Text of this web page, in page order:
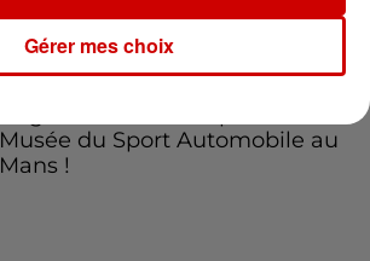
Musée du Sport Automobile au
Mans !
Gérer mes choix